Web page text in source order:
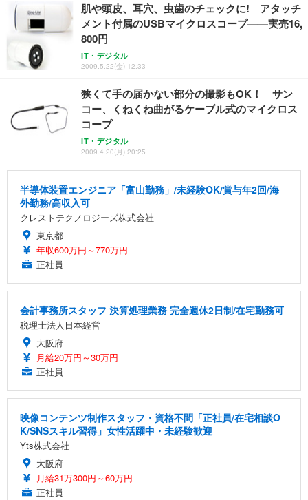
肌や頭皮、耳穴、虫歯のチェックに! アタッチ
メント付属のUSBマイクロスコープ——実売16,
800円
IT・デジタル
2009.5.22(金) 12:33
狭くて手の届かない部分の撮影もOK！ サン
コー、くねくね曲がるケーブル式のマイクロス
コープ
IT・デジタル
2009.4.20(月) 20:25
半導体装置エンジニア「富山勤務」/未経験OK/賞与年2回/海
外勤務/高収入可
クレストテクノロジーズ株式会社
東京都
年収600万円～770万円
正社員
会計事務所スタッフ 決算処理業務 完全週休2日制/在宅勤務可
税理士法人日本経営
大阪府
月給20万円～30万円
正社員
映像コンテンツ制作スタッフ・資格不問「正社員/在宅相談O
K/SNSスキル習得」女性活躍中・未経験歓迎
Yts株式会社
大阪府
月給31万300円～60万円
正社員